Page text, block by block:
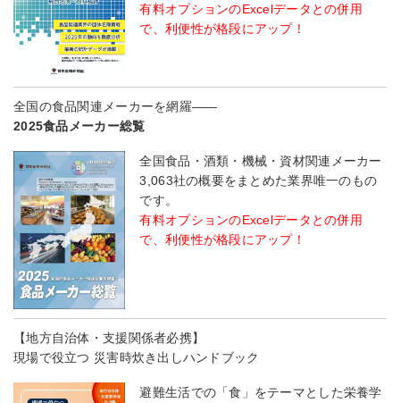
有料オプションのExcelデータとの併用
で、利便性が格段にアップ！
全国の食品関連メーカーを網羅――
2025食品メーカー総覧
全国食品・酒類・機械・資材関連メーカー
3,063社の概要をまとめた業界唯一のもの
です。
有料オプションのExcelデータとの併用
で、利便性が格段にアップ！
【地方自治体・支援関係者必携】
現場で役立つ 災害時炊き出しハンドブック
避難生活での「食」をテーマとした栄養学